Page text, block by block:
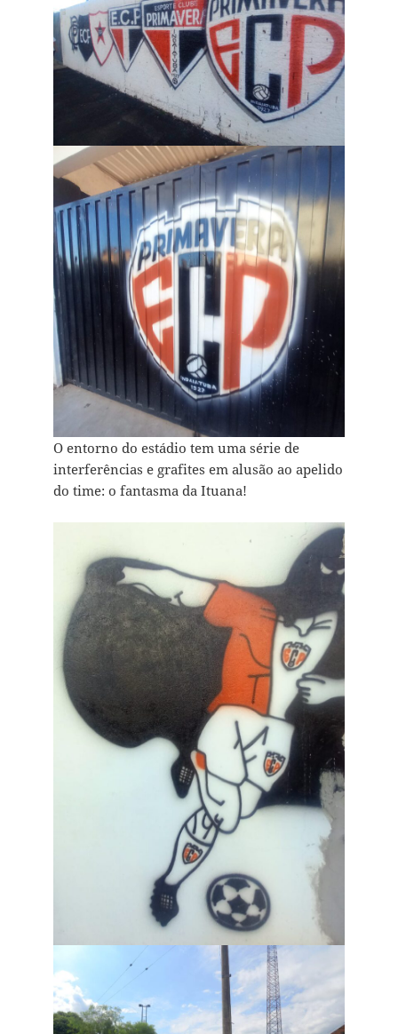
O entorno do estádio tem uma série de
interferências e grafites em alusão ao apelido
do time: o fantasma da Ituana!